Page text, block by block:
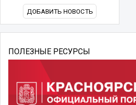
ДОБАВИТЬ НОВОСТЬ
ПОЛЕЗНЫЕ РЕСУРСЫ